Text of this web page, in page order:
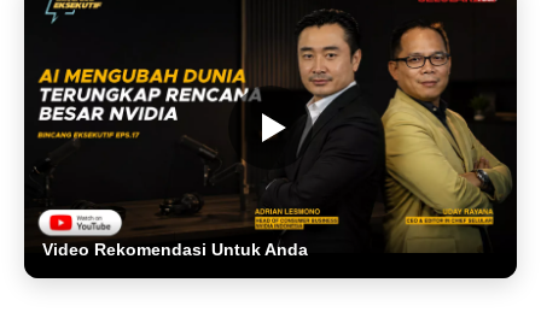
Video Rekomendasi Untuk Anda